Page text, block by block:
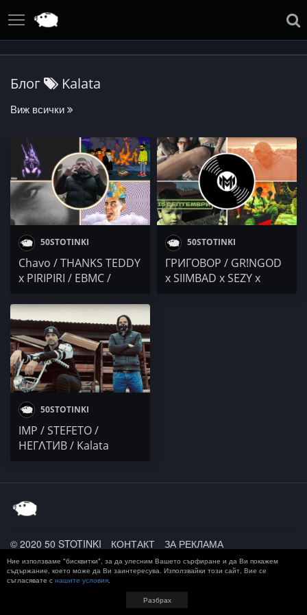
Блог Kalata
Виж всички
50STOTINKI
Chavo / THANKS TEDDY
x PIRIPIRI / EBMC /
RAPANIZZE` & SP0KE /
YOUNG TG
50STOTINKI
ГРИГОВОР / GR!NGOD
x SIIMBAD x SEZY x
50STOTINKI
IMP / STEFETO /
НЕГɅТИВ / Kalata
© 2020 50 STOTINKI КОНТАКТ
ЗА РЕКЛАМА
ДОСТАВКА, ЗАПЛАЩАНЕ И ВРЪЩАНЕ
ПОВЕРИТЕЛНОСТ
TERMS AND CONDITIONS
Ние използваме "бисквитки", за да улесним Вашето сърфиране и да Ви покажем
съдържание, което може да Ви заинтересува. Използвайки този сайт, Вие се
съгласявате с нашите условия.
Разбрах